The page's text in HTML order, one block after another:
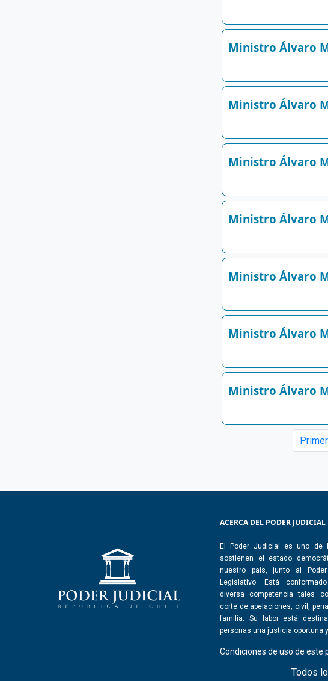
Ministro Álvaro
Ministro Álvaro
Ministro Álvaro
Ministro Álvaro
Ministro Álvaro
Ministro Álvaro
Ministro Álvaro
ACERCA DEL PODER JUDICIAL
El Poder Judicial es uno de
sostienen el estado
nuestro país, junto al
Legislativo. Está
diversa competencia tales
corte de apelaciones, civil,
familia. Su labor está
personas una justicia oportuna
Condiciones de uso de este
Todos